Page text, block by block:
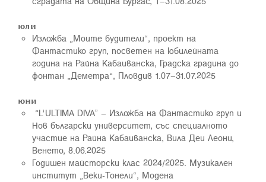
юли
Изложба „Моите будители“, проект на
Фантастико груп, посветен на юбилейната
година на Райна Кабаиванска, Градска градина до
фонтан „Деметра“, Пловдив 1.07–31.07.2025
юни
“L’ULTIMA DIVA” – Изложба на Фантастико груп и
Нов български университет, със специалното
участие на Райна Кабаиванска, Вила Деи Леони,
Венето, 8.06.2025
Годишен майсторски клас 2024/2025. Музикален
институт „Веки-Тонели“, Моденa